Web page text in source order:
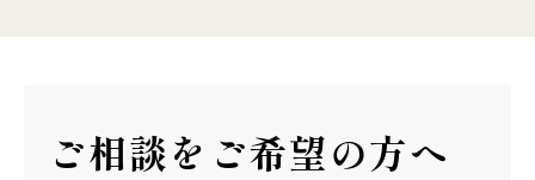
ご相談を ご希望の方へ